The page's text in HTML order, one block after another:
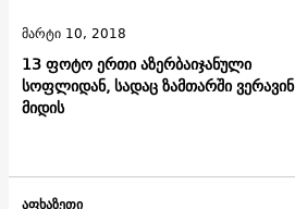
13 ფოტო ერთი აზერბაიჯანული
სოფლიდან, სადაც ზამთარში ვერავინ
მიდის
მარტი 10, 2018
აფხაზეთი